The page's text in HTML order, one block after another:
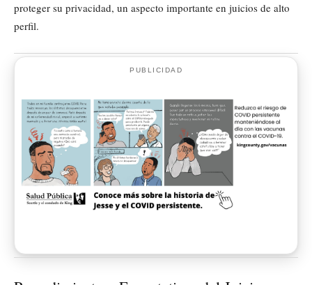
proteger su privacidad, un aspecto importante en juicios de alto
perfil.
PUBLICIDAD